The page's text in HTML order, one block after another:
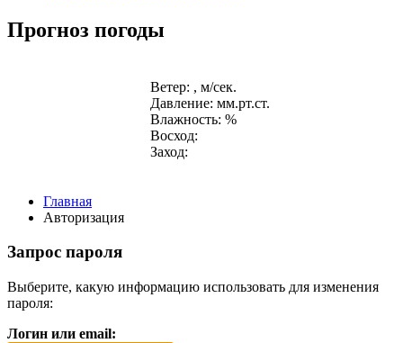
Прогноз погоды
Ветер: , м/сек.
Давление: мм.рт.ст.
Влажность: %
Восход:
Заход:
Главная
Авторизация
Запрос пароля
Выберите, какую информацию использовать для изменения
пароля:
Логин или email: